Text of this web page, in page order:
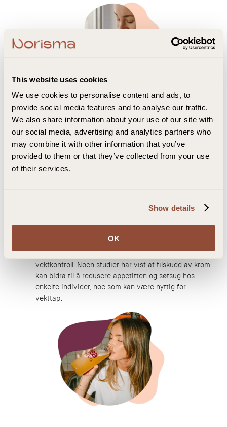
This website uses cookies
We use cookies to personalise content and ads, to
provide social media features and to analyse our traffic.
We also share information about your use of our site with
our social media, advertising and analytics partners who
may combine it with other information that you’ve
provided to them or that they’ve collected from your use
of their services.
Show details
OK
Hvorfor er krom viktig for kroppen?
Regulering av blodsukker:En av de mest kjente
fordelene er dens rolle i å regulere blodsukkernivået.
Mineralet hjelper insulin med å absorbere glukose fra
for metabolismen av næringsstoffer som
Vektkontroll:Mineralet har vært knyttet til
vektkontroll. Noen studier har vist at tilskudd av krom
kan bidra til å redusere appetitten og søtsug hos
enkelte individer, noe som kan være nyttig for
vekttap.